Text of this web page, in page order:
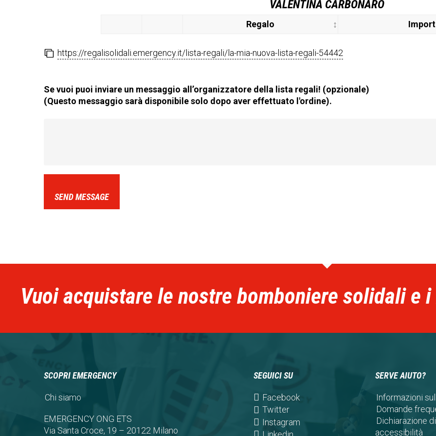
VALENTINA CARBONARO
Regalo
https://regalisolidali.emergency.it/lista-regali/la-mia-nuova-lista-regali-54442
Se vuoi puoi inviare un messaggio all’organizzatore della lista regali! (opzionale)
(Questo messaggio sarà disponibile solo dopo aver effettuato l'ordine).
SEND MESSAGE
Vuoi acquistare le nostre bomboniere solidali e
SCOPRI EMERGENCY
Chi siamo
EMERGENCY ONG ETS
Via Santa Croce, 19 – 20122 Milano
SEGUICI SU
Facebook(opens
a
Twitter(opens
in
a
Instagram(opens
(opens
SERVE AIUTO?
Informazioni
Domande
Dichiarazione di
accessibilità